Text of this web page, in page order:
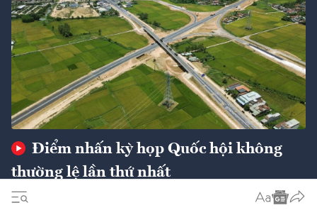
Điểm nhấn kỳ họp Quốc hội không
thường lệ lần thứ nhất